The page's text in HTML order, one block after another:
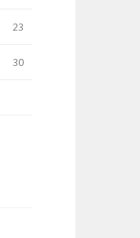
23
30